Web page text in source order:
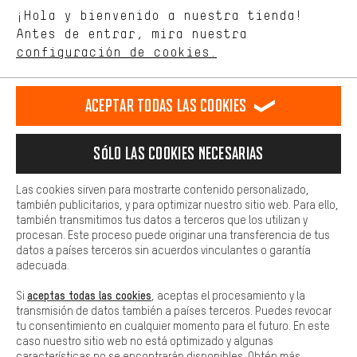
Idioma"
español
ES english
EN Deutsch
DE
RESCINDIR EL CONTRATO Comunidad de Aquisgrán Programa de afiliados
Aviso Legal Protección de datos Condiciones Generales
Plataforma de reportes Reciclaje de baterias
Configuración de las cookies Ajusta el contraste
Todos los precios indicados son en euros e sin MwSt, más
gastos de envío aEstados Unidos.
¡Hola y bienvenido a nuestra tienda!
Antes de entrar, mira nuestra
configuración de cookies.
tienda. Con las cookies de rendimiento, puedes influir en la mejora
de nuestro sitio web y nuestra oferta de la tienda con tu
comportamiento de compra.
Más confort
cookies de comodidad, creamos enlaces a plataformas de redes
sociales. Esto nos permite proporcionarle más contenido e
adicionales que le ayudarán a encontrar los productos adecuados.
preguntas de forma rápida y sencilla.
Básica
Las cookies básicas aseguran que puedas usar nuestro sitio web.
Aceptar todas las cookies
Sólo las cookies necesarias
Las cookies sirven para mostrarte contenido personalizado,
también publicitarios, y para optimizar nuestro sitio web. Para ello,
también transmitimos tus datos a terceros que los utilizan y
procesan. Este proceso puede originar una transferencia de tus
datos a países terceros sin acuerdos vinculantes o garantía
adecuada.
Si aceptas todas las cookies , aceptas el procesamiento y la
transmisión de datos también a países terceros. Puedes revocar
tu consentimiento en cualquier momento para el futuro. En este
caso nuestro sitio web no está optimizado y algunas